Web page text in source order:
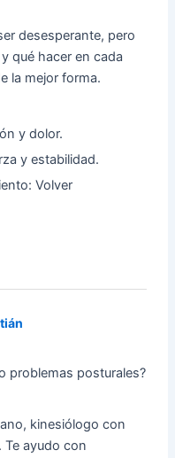
desesperante, pero
qué hacer en cada
la mejor forma.
y dolor.
y estabilidad.
Volver
problemas posturales?
kinesiólogo con
ayudo con